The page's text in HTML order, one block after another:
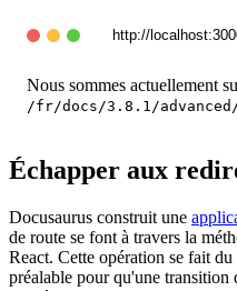
http://
Nous sommes actuellement
/fr/docs/3.8.1/
Échapper aux
Docusaurus construit une
de route se font à travers la
React. Cette opération se fait
préalable pour qu'une transition